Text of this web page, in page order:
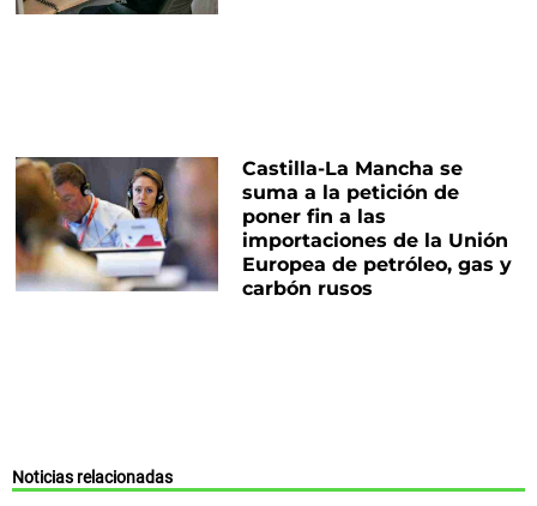
Castilla-La Mancha se
suma a la petición de
poner fin a las
importaciones de la Unión
Europea de petróleo, gas y
carbón rusos
Noticias relacionadas